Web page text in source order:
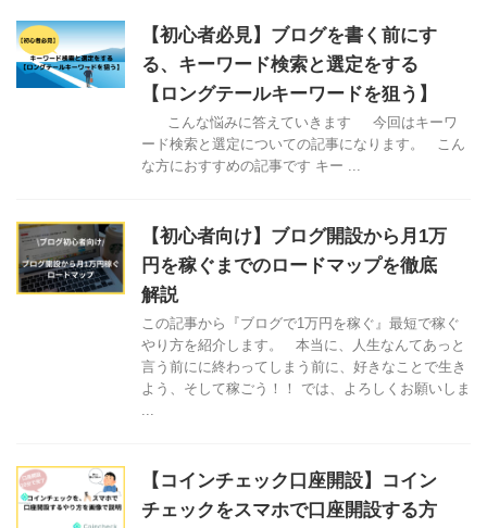
【初心者必見】ブログを書く前にす
る、キーワード検索と選定をする
【ロングテールキーワードを狙う】
こんな悩みに答えていきます 今回はキーワ
ード検索と選定についての記事になります。 こん
な方におすすめの記事です キー ...
【初心者向け】ブログ開設から月1万
円を稼ぐまでのロードマップを徹底
解説
この記事から『ブログで1万円を稼ぐ』最短で稼ぐ
やり方を紹介します。 本当に、人生なんてあっと
言う前にに終わってしまう前に、好きなことで生き
よう、そして稼ごう！！ では、よろしくお願いしま
...
【コインチェック口座開設】コイン
チェックをスマホで口座開設する方